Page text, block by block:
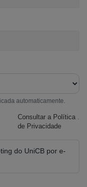
automaticamente.
Consultar a Política
de Privacidade
.
do UniCB por e-